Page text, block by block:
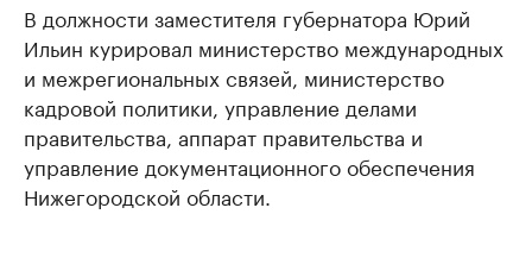
В должности заместителя губернатора Юрий
Ильин курировал министерство международных
и межрегиональных связей, министерство
кадровой политики, управление делами
правительства, аппарат правительства и
управление документационного обеспечения
Нижегородской области.